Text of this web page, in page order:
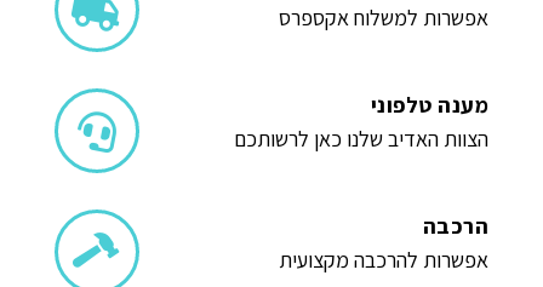
אפשרות למשלוח אקספרס
מענה טלפוני
הצוות האדיב שלנו כאן לרשותכם
הרכבה
אפשרות להרכבה מקצועית